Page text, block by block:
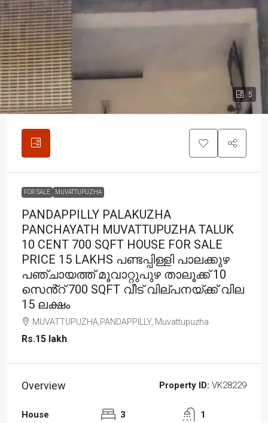
5
FOR SALE MUVATTUPUZHA
PANDAPPILLY PALAKUZHA
PANCHAYATH MUVATTUPUZHA TALUK
10 CENT 700 SQFT HOUSE FOR SALE
PRICE 15 LAKHS പണ്ടപ്പിള്ളി പാലക്കുഴ
പഞ്ചായത്ത് മൂവാറ്റുപുഴ താലൂക്ക് 10
സെൻ്റ് 700 SQFT വീട് വില്പനയ്ക്ക് വില
15 ലക്ഷം
MUVATTUPUZHA,PANDAPPILLY, Muvattupuzha
Rs.15 lakh
Overview Property ID: VK28229
House
3
1